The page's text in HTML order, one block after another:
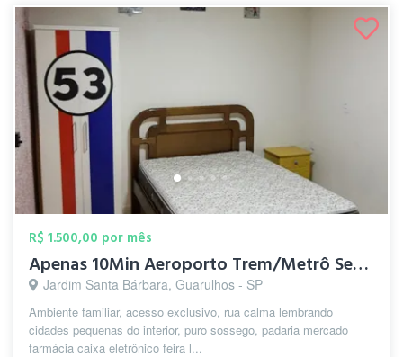
R$ 1.500,00 por mês
Apenas 10Min Aeroporto Trem/Metrô Sesc C...
Jardim Santa Bárbara, Guarulhos - SP
Ambiente familiar, acesso exclusivo, rua calma lembrando
cidades pequenas do interior, puro sossego, padaria mercado
farmácia caixa eletrônico feira l...